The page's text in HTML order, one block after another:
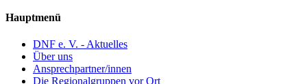
Hauptmenü
DNF e. V. - Aktuelles
Über uns
Ansprechpartner/innen
Die Regionalgruppen vor Ort